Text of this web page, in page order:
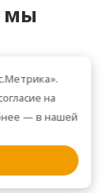
мы
БОЛЕЕ 1000
на
— в нашей